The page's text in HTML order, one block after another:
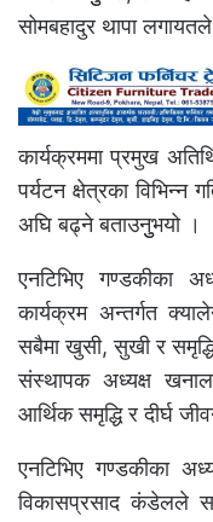
सोमबहादुर थापा
कार्यक्रममा प्रमुख
पर्यटन क्षेत्रका विभिन्न
अघि बढ्ने बताउनुुभयो ।
एनटिभिए गण्डकीका
कार्यक्रम अन्तर्गत
सबैमा खुसी, सुखी र समृद्धि
संस्थापक अध्यक्ष
आर्थिक समृद्धि र दीर्घ
एनटिभिए गण्डकीका
विकासप्रसाद कंडेलले